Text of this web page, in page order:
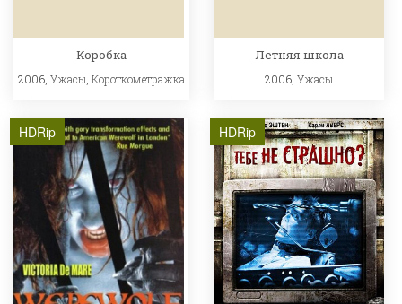
Коробка
2006, Ужасы, Короткометражка
Летняя школа
2006,Ужасы
HDRip HDRip